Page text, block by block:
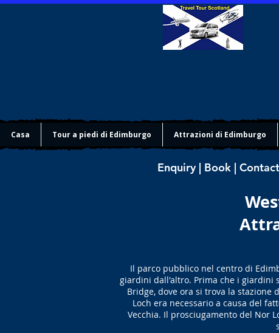
Casa Tour a piedi di Edimburgo Attrazioni di Edimburgo
Enquiry | Book | Contact
Il parco pubblico nel centro di
giardini dall'altro. Prima che i giardini
Bridge, dove ora si trova la stazione
Loch era necessario a causa del
Vecchia. Il prosciugamento del Nor